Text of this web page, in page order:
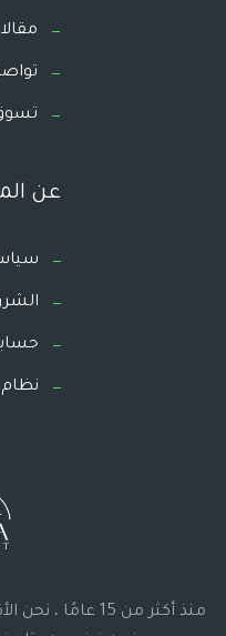
عن
نظام
منذ أكثر من 15